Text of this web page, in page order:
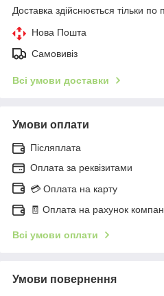
Доставка здійснюється тільки по
Нова Пошта
Самовивіз
Всі умови доставки
Умови оплати
Післяплата
Оплата за реквізитами
💳 Оплата на карту
🧾 Оплата на рахунок
Всі умови оплати
Умови повернення